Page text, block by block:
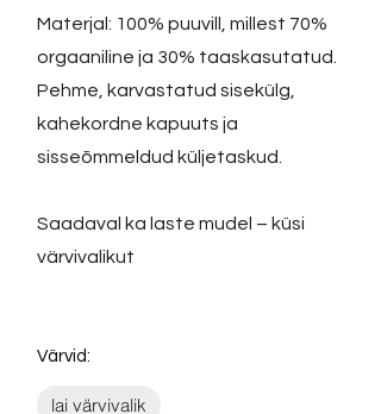
Materjal: 100% puuvill, millest 70%
orgaaniline ja 30% taaskasutatud.
Pehme, karvastatud sisekülg,
kahekordne kapuuts ja
sisseõmmeldud küljetaskud.
Saadaval ka laste mudel – küsi
värvivalikut
Värvid:
lai värvivalik